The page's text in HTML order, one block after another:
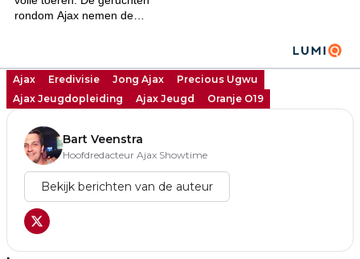
Ajax Eredivisie Jong Ajax
Precious Ugwu
Ajax Jeugdopleiding
Ajax Jeugd Oranje O19
Bart Veenstra
Hoofdredacteur Ajax Showtime
Bekijk berichten van de auteur